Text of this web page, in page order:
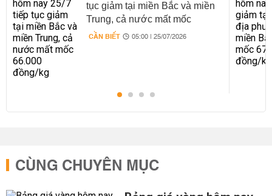
tục giảm tại miền Bắc và miền
Trung, cả nước mất mốc
66.000 đồng/kg
CẦN BIẾT 05:00 | 25/07/2026
CÙNG CHUYÊN MỤC